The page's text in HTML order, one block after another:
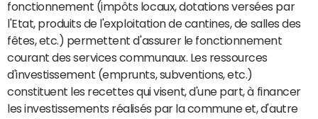
fonctionnement (impôts locaux, dotations versées par
l'Etat, produits de l'exploitation de cantines, de salles des
fêtes, etc.) permettent d'assurer le fonctionnement
courant des services communaux. Les ressources
d'investissement (emprunts, subventions, etc.)
constituent les recettes qui visent, d'une part, à financer
les investissements réalisés par la commune et, d'autre